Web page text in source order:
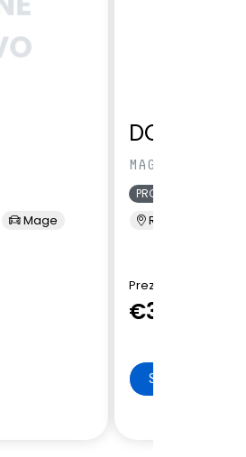
Mage
MAGE L7 PHEV
PRONTA CONSEGNA
Renord Sesto S.
Prezzo di Listino
€39.801
SCHEDA